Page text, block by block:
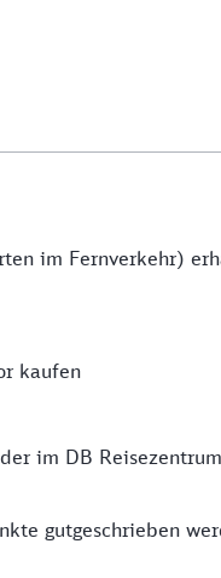
im Fernverkehr)
kaufen
im DB
gutgeschrieben